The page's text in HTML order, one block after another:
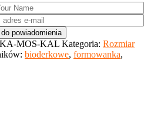
MOS-KAL Kategoria: Rozmiar
bioderkowe, formowanka,